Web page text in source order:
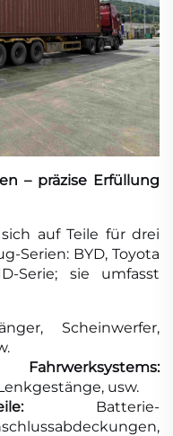
– präzise Erfüllung
auf Teile für drei
Serien: BYD, Toyota
Serie; sie umfasst
Scheinwerfer,
usw.
Batterie-